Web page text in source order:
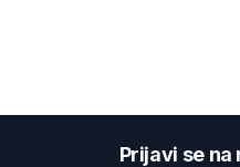
Prijavi se